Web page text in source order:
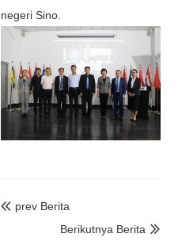
negeri Sino.
 prev Berita

Berikutnya Berita